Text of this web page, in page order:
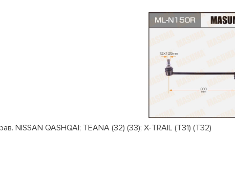
NISSAN QASHQAI; TEANA (32) (33); X-TRAIL (T31) (T32)